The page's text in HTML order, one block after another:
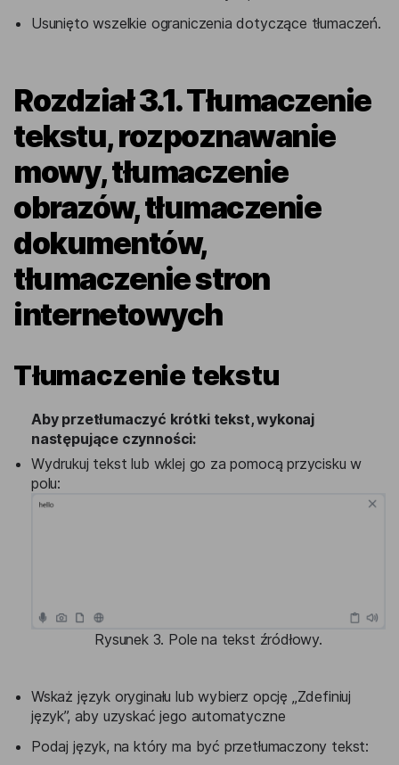
Usunięto wszelkie ograniczenia dotyczące tłumaczeń.
Rozdział 3.1. Tłumaczenie
tekstu, rozpoznawanie
mowy, tłumaczenie
obrazów, tłumaczenie
dokumentów,
tłumaczenie stron
internetowych
Tłumaczenie tekstu
Aby przetłumaczyć krótki tekst, wykonaj
następujące czynności:
Wydrukuj tekst lub wklej go za pomocą przycisku w
polu:
Rysunek 3. Pole na tekst źródłowy.
Wskaż język oryginału lub wybierz opcję „Zdefiniuj
język”, aby uzyskać jego automatyczne
Podaj język, na który ma być przetłumaczony tekst: